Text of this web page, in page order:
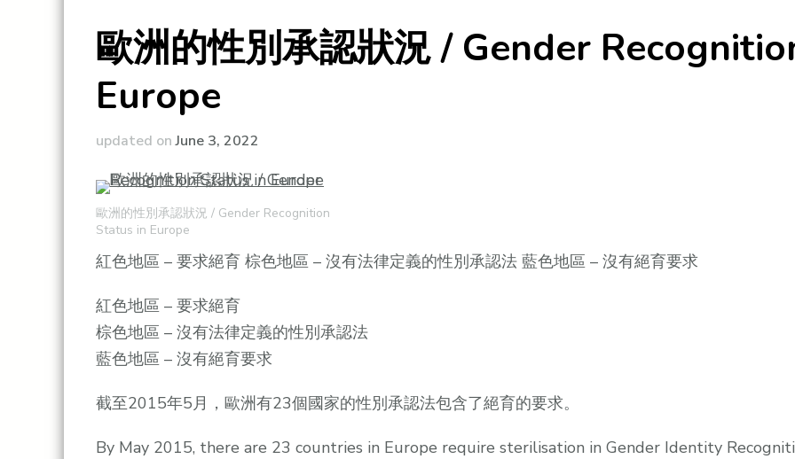
歐洲的性別承認狀況 / Gender
Europe
updated onJune 3, 2022
歐洲的性別承認狀況 / Gender Recognition
Status in Europe
紅色地區 – 要求絕育 棕色地區 – 沒有法律定義的性別承認法 藍色地區 – 沒有絕育要求
紅色地區 – 要求絕育
棕色地區 – 沒有法律定義的性別承認法
藍色地區 – 沒有絕育要求
截至2015年5月，歐洲有23個國家的性別承認法包含了絕育的要求。
By May 2015, there are 23 countries in Europe require sterilisation in Gender Identity